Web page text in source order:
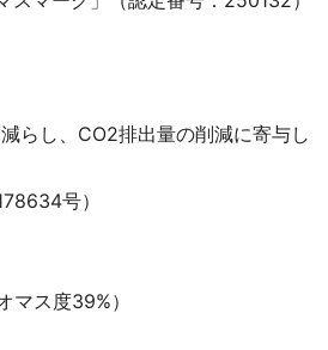
らし、CO2排出量の削減に寄与し
号）
ス度39%）